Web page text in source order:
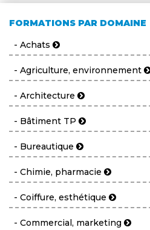
FORMATIONS PAR DOMAINE
- Achats
- Agriculture, environnement
- Architecture
- Bâtiment TP
- Bureautique
- Chimie, pharmacie
- Coiffure, esthétique
- Commercial, marketing